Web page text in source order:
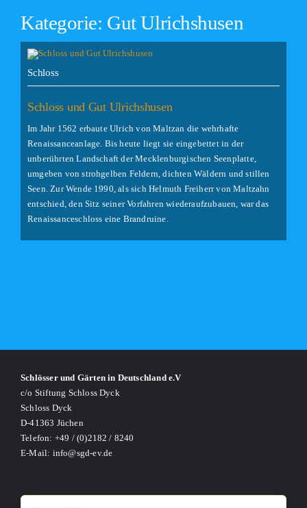
Kategorie: Gut Ulrichshusen
Schloss
Schloss und Gut Ulrichshusen
Im Jahr 1562 erbaute Ulrich von Maltzan die wehrhafte
Renaissanceanlage. Bis heute liegt sie eingebettet in der
unberührten Landschaft der Mecklenburgischen Seenplatte,
umgeben von strohgelben Feldern, dichten Wäldern und stillen
Seen. Zur Wende 1990, als sich Helmuth Freiherr von Maltzahn
entschied, den Sitz seiner Vorfahren wiederaufzubauen, war das
Renaissanceschloss eine Brandruine.
Schlösser und Gärten in Deutschland e.V
c/o Stiftung Schloss Dyck
Schloss Dyck
D-41363 Jüchen
Telefon: +49 / (0)2182 / 8240
E-Mail: info@sgd-ev.de
Suche